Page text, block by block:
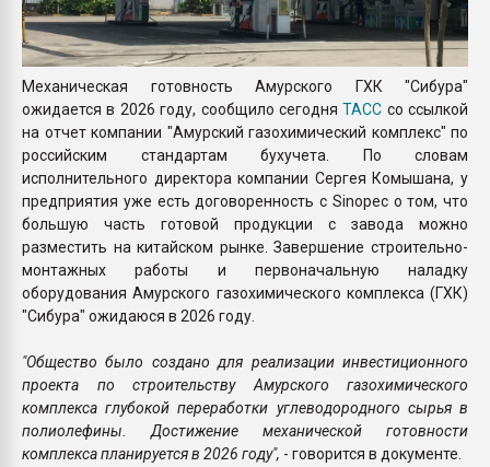
Механическая готовность Амурского ГХК "Сибура"
ожидается в 2026 году, сообщило сегодняТАСС со ссылкой
на отчет компании "Амурский газохимический комплекс" по
российским стандартам бухучета. По словам
исполнительного директора компании Сергея Комышана, у
предприятия уже есть договоренность с Sinopec о том, что
большую часть готовой продукции с завода можно
разместить на китайском рынке. Завершение строительно-
монтажных работы и первоначальную наладку
оборудования Амурского газохимического комплекса (ГХК)
"Сибура" ожидаюся в 2026 году.
"Общество было создано для реализации инвестиционного
проекта по строительству Амурского газохимического
комплекса глубокой переработки углеводородного сырья в
полиолефины. Достижение механической готовности
комплекса планируется в 2026 году", - говорится в документе.